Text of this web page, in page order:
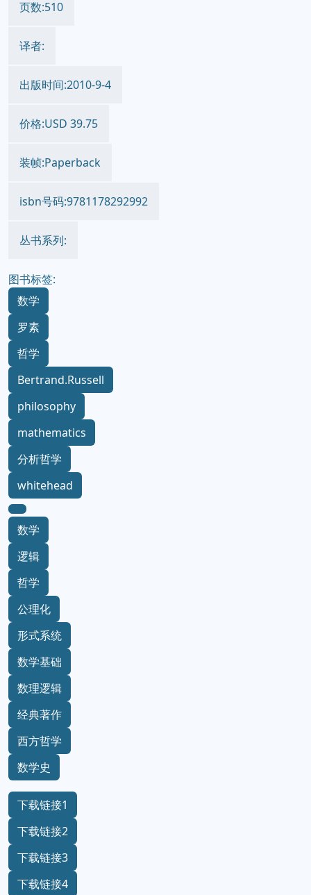
页数:510
译者:
出版时间:2010-9-4
价格:USD 39.75
装帧:Paperback
isbn号码:9781178292992
丛书系列:
图书标签:
数学
罗素
哲学
Bertrand.Russell
philosophy
mathematics
分析哲学
whitehead
数学
逻辑
哲学
公理化
形式系统
数学基础
数理逻辑
经典著作
西方哲学
数学史
下载链接1
下载链接2
下载链接3
下载链接4